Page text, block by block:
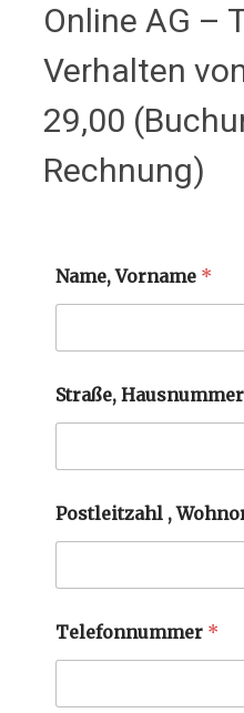
Online AG –
Verhalten
29,00
Rechnung)
Name, Vorname *
Straße, Hausnummer
Postleitzahl ,
Telefonnummer *